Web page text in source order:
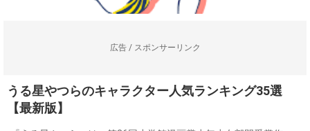
広告 / スポンサーリンク
うる星やつらのキャラクター人気ランキング35選
【最新版】